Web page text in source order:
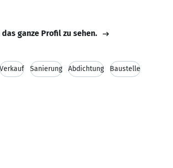
ganze Profil zu sehen.
Verkauf Sanierung Abdichtung Baustelle